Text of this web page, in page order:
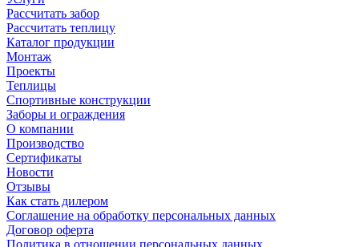
Рассчитать забор
Рассчитать теплицу
Каталог продукции
Монтаж
Проекты
Теплицы
Спортивные конструкции
Заборы и ограждения
О компании
Производство
Сертификаты
Новости
Отзывы
Как стать дилером
Соглашение на обработку персональных данных
Договор оферта
Политика в отношении персональных данных